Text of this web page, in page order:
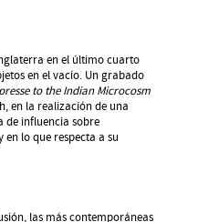
en el último cuarto
en el vacío. Un grabado
to the Indian Microcosm
en la realización de una
de influencia sobre
en lo que respecta a su
las más contemporáneas